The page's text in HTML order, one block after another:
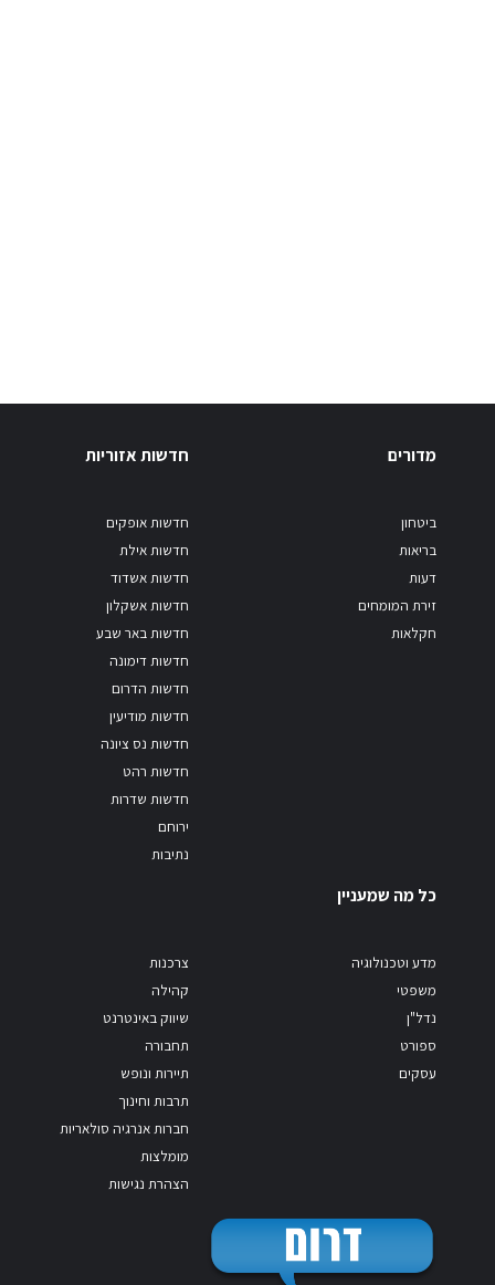
מדורים
ביטחון
בריאות
דעות
זירת המומחים
חקלאות
חדשות אזוריות
חדשות אופקים
חדשות אילת
חדשות אשדוד
חדשות אשקלון
חדשות באר שבע
חדשות דימונה
חדשות הדרום
חדשות מודיעין
חדשות נס ציונה
חדשות רהט
חדשות שדרות
ירוחם
נתיבות
כל מה שמעניין
מדע וטכנולוגיה
משפטי
נדל"ן
ספורט
עסקים
צרכנות
קהילה
שיווק באינטרנט
תחבורה
תיירות ונופש
תרבות וחינוך
חברות אנרגיה סולאריות
מומלצות
הצהרת נגישות